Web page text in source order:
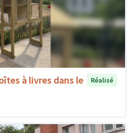
à livres dans le
Réalisé